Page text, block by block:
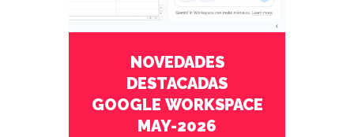
NOVEDADES
DESTACADAS
GOOGLE WORKSPACE
MAY-2026
mayo 27 2026 No Comments